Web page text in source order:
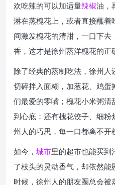
欢吃辣的可以加适量辣椒油，
淋在蒸槐花上，或者直接蘸
间激发槐花的清甜，一口下
香，这才是徐州蒸洋槐花的正
除了经典的蒸制吃法，徐州
切碎拌入面糊，加葱花、鸡
们最爱的零嘴；槐花小米粥
到心底；还有槐花饺子、细
州人的巧思，每一口都离不开
如今， 城市里的超市也能买到
了枝头的灵动香气，却依然
时候，徐州人的朋友圈总会